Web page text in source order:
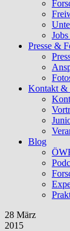
Presse &
Kontakt &
Blog
28 März
2015